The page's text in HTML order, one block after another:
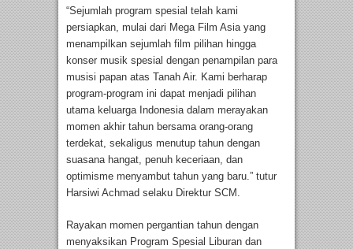
“Sejumlah program spesial telah kami
persiapkan, mulai dari Mega Film Asia yang
menampilkan sejumlah film pilihan hingga
konser musik spesial dengan penampilan para
musisi papan atas Tanah Air. Kami berharap
program-program ini dapat menjadi pilihan
utama keluarga Indonesia dalam merayakan
momen akhir tahun bersama orang-orang
terdekat, sekaligus menutup tahun dengan
suasana hangat, penuh keceriaan, dan
optimisme menyambut tahun yang baru.” tutur
Harsiwi Achmad selaku Direktur SCM.
Rayakan momen pergantian tahun dengan
menyaksikan Program Spesial Liburan dan